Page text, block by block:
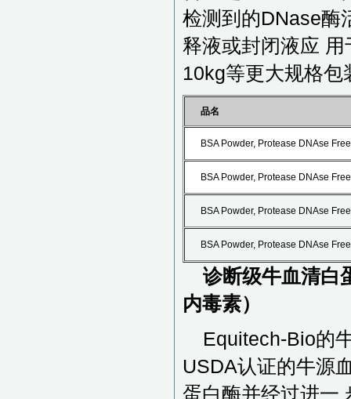
检测到的DNase酶
释液或封闭液应
10kg等更大规格包
品名
BSA Powder, Protease DNAse
BSA Powder, Protease DNAse
BSA Powder, Protease DNAse
BSA Powder, Protease DNAse
诊断级牛血清白
内毒素）
Equitech-Bio的
USDA认证的牛源
蛋白酶并经过进一